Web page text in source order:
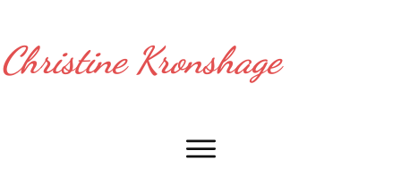
Christine Kronshage